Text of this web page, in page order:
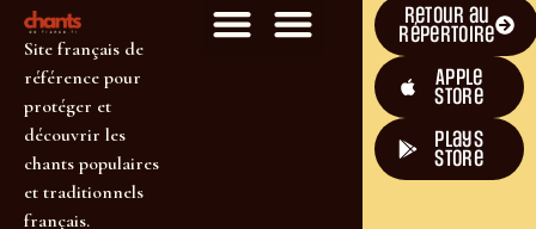
Site français de
référence pour
protéger et
découvrir les
chants populaires
et traditionnels
français.
Retour au
répertoire
Apple
Store
plays
store